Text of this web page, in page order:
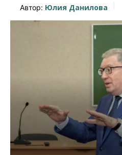
Автор: Юлия Данилова